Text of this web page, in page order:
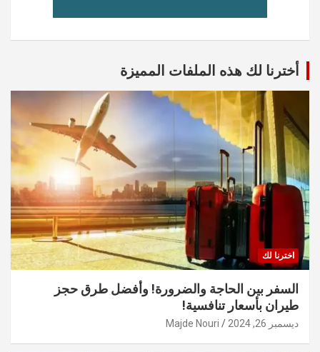
أخترنا لك هذه الملفات المميزة
اخترنا لك
السفر بين الحاجة والضرورة! وأفضل طرق حجز
طيران بأسعار تنافسية!
ديسمبر 26, 2024 Majde Nouri